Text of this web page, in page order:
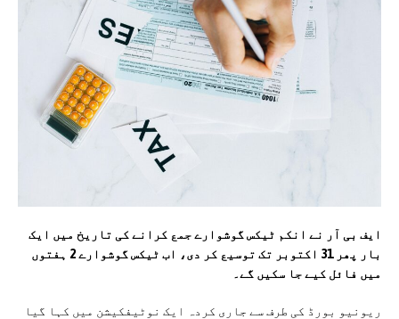
ایف بی آر نے انکم ٹیکس گوشوارے جمع کرانے کی تاریخ میں ایک
بار پھر 31 اکتوبر تک توسیع کر دی، اب ٹیکس گوشوارے 2 ہفتوں
میں فائل کیے جا سکیں گے۔
ریونیو بورڈ کی طرف سے جاری کردہ ایک نوٹیفکیشن میں کہا گیا